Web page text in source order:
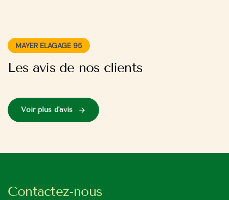
MAYER ELAGAGE 95
Les avis de nos clients
Voir plus d'avis
Contactez-nous